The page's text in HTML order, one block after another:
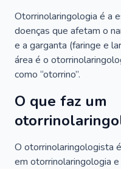
Otorrinolaringologia é a
doenças que afetam o
e a garganta (faringe e
área é o
como “otorrino”.
O que faz um
O otorrinolaringologista
em otorrinolaringologia